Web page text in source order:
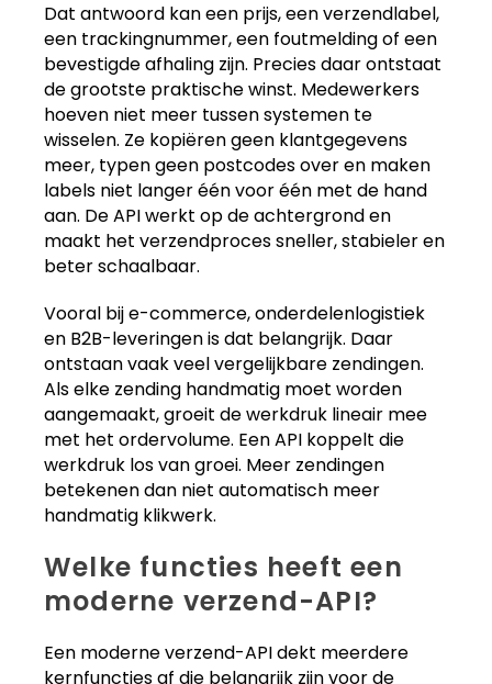
Dat antwoord kan een prijs, een verzendlabel,
een trackingnummer, een foutmelding of een
bevestigde afhaling zijn. Precies daar ontstaat
de grootste praktische winst. Medewerkers
hoeven niet meer tussen systemen te
wisselen. Ze kopiëren geen klantgegevens
meer, typen geen postcodes over en maken
labels niet langer één voor één met de hand
aan. De API werkt op de achtergrond en
maakt het verzendproces sneller, stabieler en
beter schaalbaar.
Vooral bij e-commerce, onderdelenlogistiek
en B2B-leveringen is dat belangrijk. Daar
ontstaan vaak veel vergelijkbare zendingen.
Als elke zending handmatig moet worden
aangemaakt, groeit de werkdruk lineair mee
met het ordervolume. Een API koppelt die
werkdruk los van groei. Meer zendingen
betekenen dan niet automatisch meer
handmatig klikwerk.
Welke functies heeft een
moderne verzend-API?
Een moderne verzend-API dekt meerdere
kernfuncties af die belangrijk zijn voor de